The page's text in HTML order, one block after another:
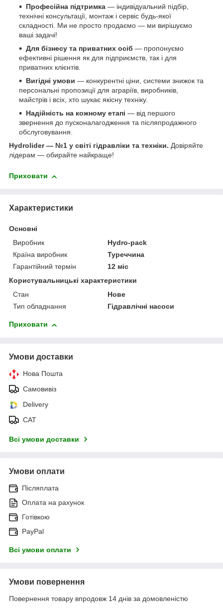
Професійна підтримка — індивідуальний підбір,
технічні консультації, монтаж і сервіс будь-якої
складності. Ми не просто продаємо — ми вирішуємо
ваші задачі!
Для бізнесу та приватних осіб — пропонуємо
ефективні рішення як для підприємств, так і для
приватних клієнтів.
Вигідні умови — конкурентні ціни, системи знижок та
персональні пропозиції для аграріїв, виробників,
майстрів і всіх, хто шукає якісну техніку.
Надійність на кожному етапі — від першого
звернення до пусконалагодження та післяпродажного
обслуговування.
Hydrolider — №1 у світі гідравліки та техніки. Довіряйте
лідерам — обирайте найкраще!
Приховати
Характеристики
Основні
Виробник
Hydro-pack
Країна виробник
Туреччина
Гарантійний термін
12 міс
Користувальницькі характеристики
Стан
Нове
Тип обладнання
Гідравлічні насоси
Приховати
Умови доставки
Нова Пошта
Самовивіз
Delivery
САТ
Всі умови доставки
Умови оплати
Післяплата
Оплата на рахунок
Готівкою
PayPal
Всі умови оплати
Умови повернення
Повернення товару впродовж 14 днів за домовленістю